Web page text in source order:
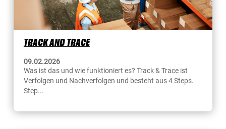
TRACK AND TRACE
09.02.2026
Was ist das und wie funktioniert es? Track & Trace ist
Verfolgen und Nachverfolgen und besteht aus 4 Steps.
Step...